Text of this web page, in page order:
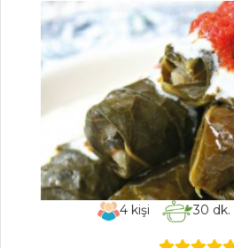
ÇORBALAR
Hamurlu Çorba
Dulavrat Çorbası
Şehriyeli Yoğurt
Çorbası
Çorbalar Tüm
Tarifleri4 kişi 30 dk.